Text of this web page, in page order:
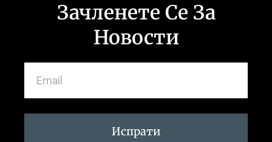
Зачленете Се За
Новости
Испрати